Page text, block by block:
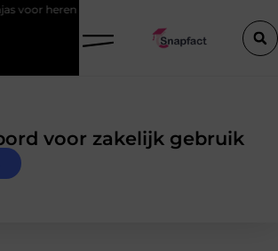
123theorie: Slim je theorie halen zonder
voor zakelijk gebruik